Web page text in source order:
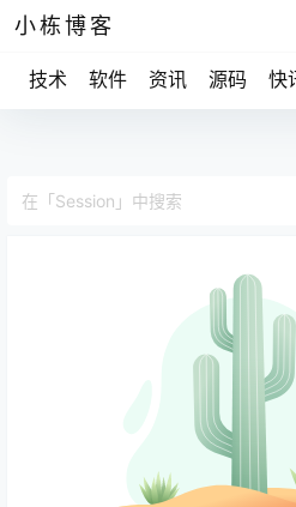
小栋博客
技术 软件 资讯 源码 快